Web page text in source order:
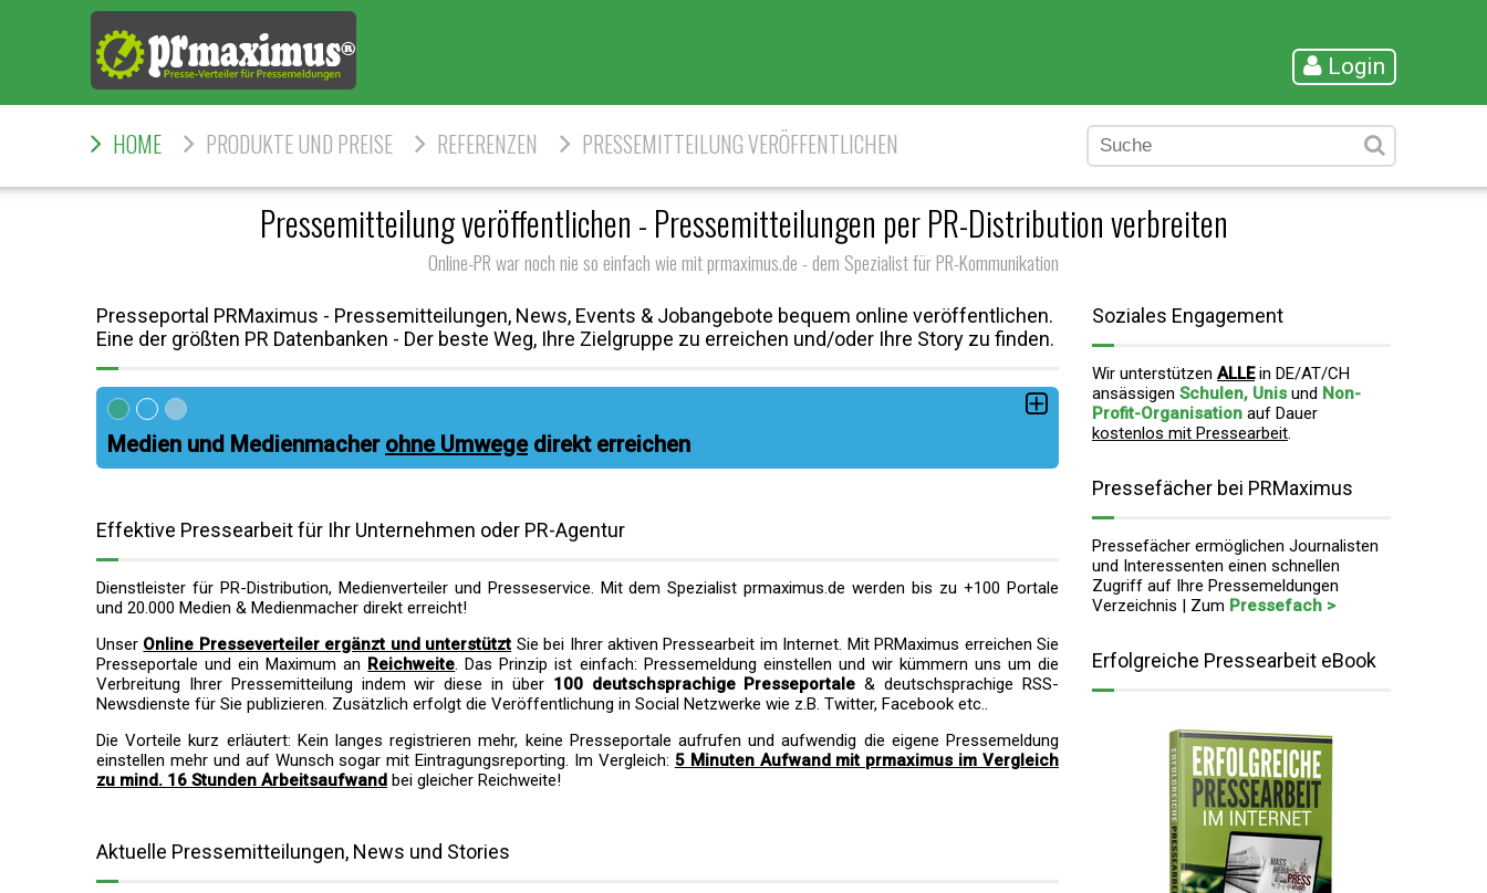
Login
HOME PRODUKTE UND PREISE REFERENZEN PRESSEMITTEILUNG VERÖFFENTLICHEN
Pressemitteilung veröffentlichen - Pressemitteilungen per PR-Distribution verbreiten
Online-PR war noch nie so einfach wie mit prmaximus.de - dem Spezialist für PR-Kommunikation
Presseportal PRMaximus - Pressemitteilungen, News, Events & Jobangebote bequem online veröffentlichen.
Eine der größten PR Datenbanken - Der beste Weg, Ihre Zielgruppe zu erreichen und/oder Ihre Story zu finden.
Medien und Medienmacher ohne Umwegedirekt erreichen
Effektive Pressearbeit für Ihr Unternehmen oder PR-Agentur
Dienstleister für PR-Distribution, Medienverteiler und Presseservice. Mit dem Spezialist prmaximus.de werden bis zu +100 Portale
und 20.000 Medien & Medienmacher direkt erreicht!
Unser Online Presseverteiler ergänzt und unterstützt Sie bei Ihrer aktiven Pressearbeit im Internet. Mit PRMaximus erreichen Sie
Presseportale und ein Maximum an Reichweite. Das Prinzip ist einfach: Pressemeldung einstellen und wir kümmern uns um die
Verbreitung Ihrer Pressemitteilung indem wir diese in über 100 deutschsprachige Presseportale & deutschsprachige RSS-
Newsdienste für Sie publizieren. Zusätzlich erfolgt die Veröffentlichung in Social Netzwerke wie z.B. Twitter, Facebook etc..
Die Vorteile kurz erläutert: Kein langes registrieren mehr, keine Presseportale aufrufen und aufwendig die eigene Pressemeldung
einstellen mehr und auf Wunsch sogar mit Eintragungsreporting. Im Vergleich: 5 Minuten Aufwand mit prmaximus im Vergleich
zu mind. 16 Stunden Arbeitsaufwand bei gleicher Reichweite!
Aktuelle Pressemitteilungen, News und Stories
Soziales Engagement
Wir unterstützen ALLEin DE/AT/CH
ansässigen Schulen, Unis und Non-
Profit-Organisation auf Dauer
kostenlos mit Pressearbeit.
Pressefächer bei PRMaximus
Pressefächer ermöglichen Journalisten
und Interessenten einen schnellen
Zugriff auf Ihre Pressemeldungen
Verzeichnis | Zum Pressefach >
Erfolgreiche Pressearbeit eBook